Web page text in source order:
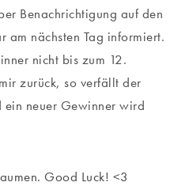
Benachrichtigung auf den
am nächsten Tag informiert.
nicht bis zum 12.
zurück, so verfällt der
ein neuer Gewinner wird
Good Luck! <3